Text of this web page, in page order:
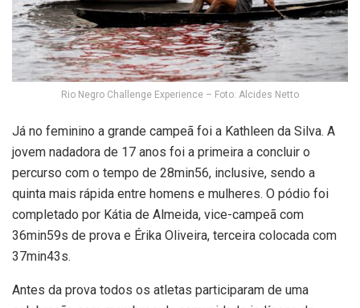
Rio Negro Challenge Experience – Foto: Alcides Netto
Já no feminino a grande campeã foi a Kathleen da Silva. A
jovem nadadora de 17 anos foi a primeira a concluir o
percurso com o tempo de 28min56, inclusive, sendo a
quinta mais rápida entre homens e mulheres. O pódio foi
completado por Kátia de Almeida, vice-campeã com
36min59s de prova e Érika Oliveira, terceira colocada com
37min43s.
Antes da prova todos os atletas participaram de uma